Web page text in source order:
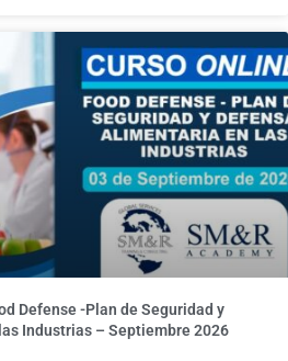
Defense -Plan de Seguridad y
Industrias – Septiembre 2026